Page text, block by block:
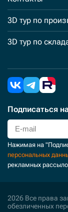
3D тур по
3D тур по
Подписаться
Нажимая на
персональных
рекламных
2026 Все права
обезличенных